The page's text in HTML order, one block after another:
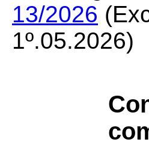
13/2026
1º.05.2026)